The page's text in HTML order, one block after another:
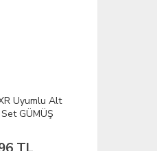
Uyumlu Alt
GÜMÜŞ